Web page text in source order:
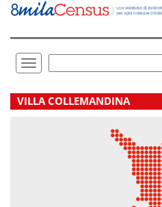
Vai
direttamente
Toggle
navigation
.
VILLA COLLEMANDINA